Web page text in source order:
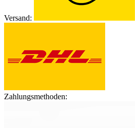
Versand:
Zahlungsmethoden: